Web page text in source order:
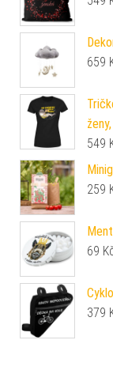
659
549
259
69
379